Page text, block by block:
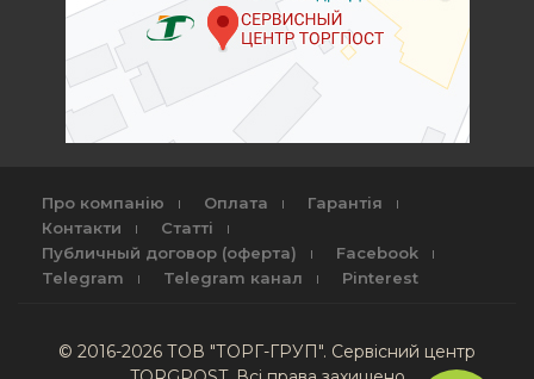
Про компанію Оплата
Гарантія
Контакти
Статті
Публичный договор (оферта)
Facebook
Telegram
Telegram канал Pinterest
© 2016-2026 ТОВ "ТОРГ-ГРУП". Сервісний центр